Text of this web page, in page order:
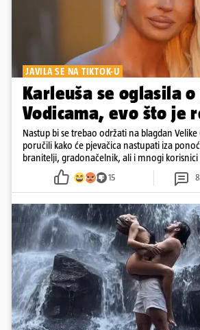
JAVILA SE NA TIKTOK-U
Karleuša se oglasila
Vodicama, evo što je
Nastup bi se trebao održati na blagdan Velike
poručili kako će pjevačica nastupati iza
branitelji, gradonačelnik, ali i mnogi
15